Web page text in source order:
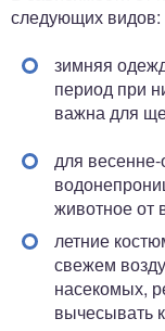
следующих видов:
зимняя
период при
важна для
для
животное от
летние
свежем
насекомых,
вычесывать